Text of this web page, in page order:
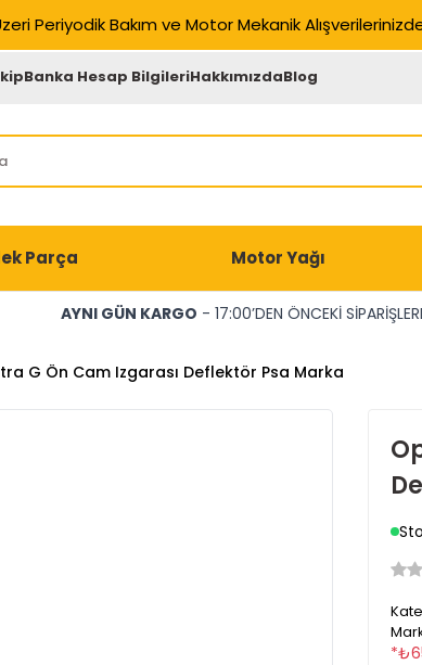
Periyodik Bakım ve Motor Mekanik
Banka Hesap BilgileriHakkımızdaBlog
Parça Motor Yağı
AYNI GÜN KARGO - 17:00’DEN ÖNCEKİ
G Ön Cam Izgarası Deflektör Psa Marka
*₺